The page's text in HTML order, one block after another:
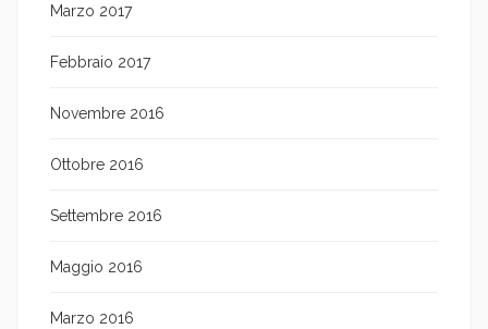
Marzo 2017
Febbraio 2017
Novembre 2016
Ottobre 2016
Settembre 2016
Maggio 2016
Marzo 2016